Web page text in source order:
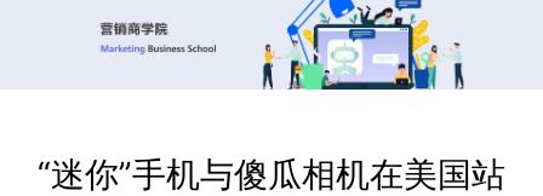
“迷你”手机与傻瓜相机在美国站